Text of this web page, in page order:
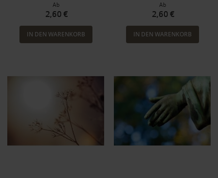
Ab
2,60 €
IN DEN WARENKORB
Ab
2,60 €
IN DEN WARENKORB